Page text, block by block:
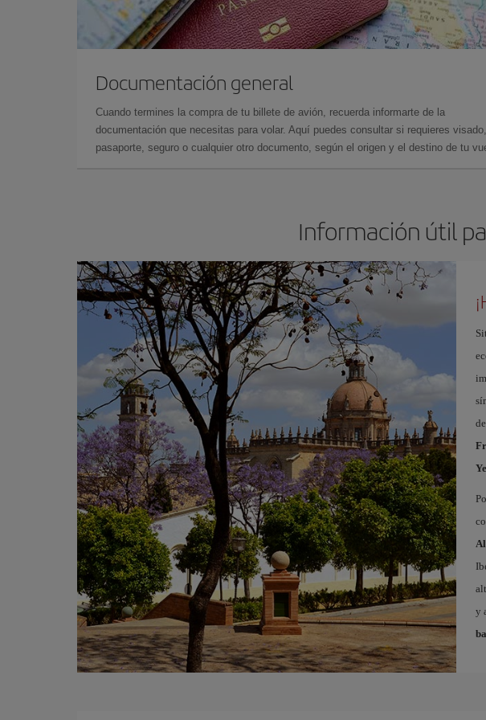
Documentación general
Cuando termines la compra de tu billete de avión, recuerda informarte de la
documentación que necesitas para volar. Aquí puedes consultar si requieres visado,
pasaporte, seguro o cualquier otro documento, según el origen y el destino de tu
Información útil
y